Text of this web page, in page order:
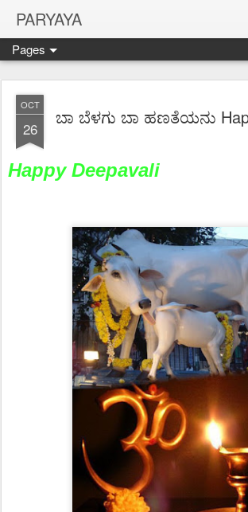
PARYAYA
Pages
OCT
26
ಬಾ ಬೆಳಗು ಬಾ ಹಣತೆಯನು
Happy Deepavali